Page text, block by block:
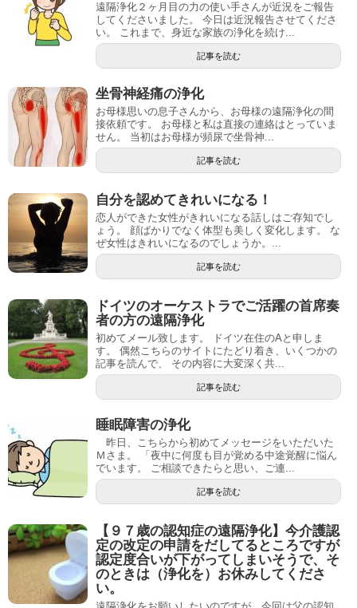
遠隔浄化２ヶ月目の力の使い手さんが近況をご報告
してくださいました。 今日は近況報告させてくださ
い。 これまで、身近な家族の浄化を続け...
記事を読む
坐骨神経痛の浄化
お母様思いの息子さんから、お母様の遠隔浄化の間
接依頼です。 お母様と私は直接の連絡はとっていま
せん。 当初はお母様が頻尿で坐骨神...
記事を読む
自分を認めてきれいになる！
恋人ができた女性がきれいになる話しはご存知でし
ょう。 顔ばかりでなく体型も美しく変化します。 な
ぜ女性はきれいになるのでしょうか。...
記事を読む
ドイツのオーケストラでご活躍の首席奏
者の方の遠隔浄化
初めてメール致します。 ドイツ在住のAと申しま
す。 偶然こちらのサイトにたどり着き、いくつかの
記事を読んで、 その内容に大変深く共...
記事を読む
睡眠障害の浄化
昨日、こちらから初めてメッセージをいただいた
Ｍさま。 「夜中に何度も目が覚める中途覚醒に悩ん
でいます。 ご相談できたらと思い、ご連...
記事を読む
【９７歳の認知症の遠隔浄化】今介護認
定の改定の申請をだしてるところですが
認定度合いが下がってしまいそうで、そ
のときは（浄化を）お休みしてくださ
い。